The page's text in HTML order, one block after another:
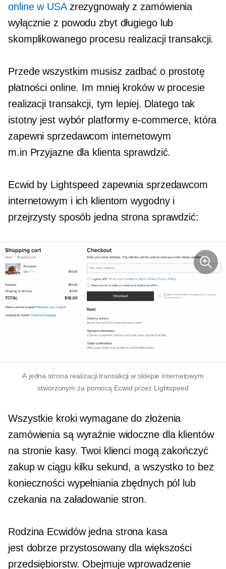
online w USAzrezygnowały z zamówienia
wyłącznie z powodu zbyt długiego lub
skomplikowanego procesu realizacji transakcji.
Przede wszystkim musisz zadbać o prostotę
płatności online. Im mniej kroków w procesie
realizacji transakcji, tym lepiej. Dlatego tak
istotny jest wybór platformy e-commerce, która
zapewni sprzedawcom internetowym
m.in Przyjazne dla klienta sprawdzić.
Ecwid by Lightspeed zapewnia sprzedawcom
internetowym i ich klientom wygodny i
przejrzysty sposób jedna stronasprawdzić:
A jedna stronarealizacji transakcji w sklepie internetowym
stworzonym za pomocą Ecwid przez Lightspeed
Wszystkie kroki wymagane do złożenia
zamówienia są wyraźnie widoczne dla klientów
na stronie kasy. Twoi klienci mogą zakończyć
zakup w ciągu kilku sekund, a wszystko to bez
konieczności wypełniania zbędnych pól lub
czekania na załadowanie stron.
Rodzina Ecwidów jedna strona kasa
jest dobrze przystosowanydla większości
przedsiębiorstw. Obejmuje wprowadzenie